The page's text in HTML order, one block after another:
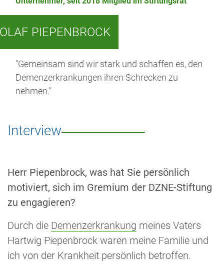
OLAF PIEPENBROCK
"Gemeinsam sind wir stark und schaffen es, den
Demenzerkrankungen ihren Schrecken zu
nehmen."
Interview
Herr Piepenbrock, was hat Sie persönlich
motiviert, sich im Gremium der DZNE-Stiftung
zu engagieren?
Durch die Demenzerkrankung meines Vaters
Hartwig Piepenbrock waren meine Familie und
ich von der Krankheit persönlich betroffen.